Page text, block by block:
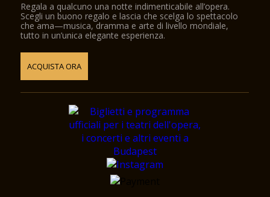
Regala a qualcuno una notte indimenticabile all’opera.
Scegli un buono regalo e lascia che scelga lo spettacolo
che ama—musica, dramma e arte di livello mondiale,
tutto in un’unica elegante esperienza.
ACQUISTA ORA